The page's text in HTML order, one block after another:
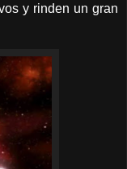
y rinden un gran